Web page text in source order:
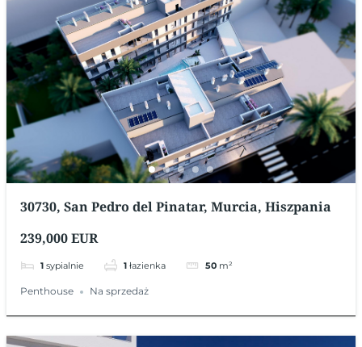
30730, San Pedro del Pinatar, Murcia, Hiszpania
239,000 EUR
1 sypialnie 1 łazienka 50 m²
Penthouse Na sprzedaż